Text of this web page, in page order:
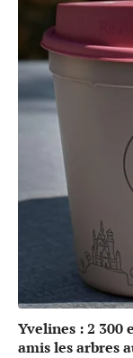
Yvelines : 2 300
amis les arbres